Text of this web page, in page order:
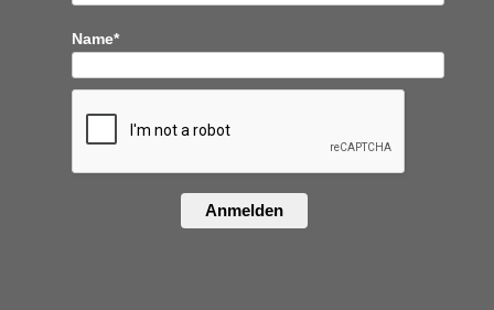
Name*
Anmelden